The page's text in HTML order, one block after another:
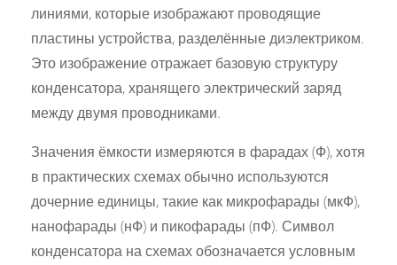
линиями, которые изображают проводящие
пластины устройства, разделённые диэлектриком.
Это изображение отражает базовую структуру
конденсатора, хранящего электрический заряд
между двумя проводниками.
Значения ёмкости измеряются в фарадах (Ф), хотя
в практических схемах обычно используются
дочерние единицы, такие как микрофарады (мкФ),
нанофарады (нФ) и пикофарады (пФ). Символ
конденсатора на схемах обозначается условным